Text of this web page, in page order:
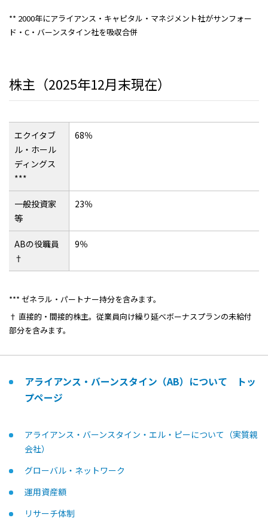
** 2000年にアライアンス・キャピタル・マネジメント社がサンフォー
ド・C・バーンスタイン社を吸収合併
株主（2025年12月末現在）
エクイタブ
ル・ホール
ディングス
***
68％
一般投資家
等
23％
ABの役職員
†
9％
*** ゼネラル・パートナー持分を含みます。
† 直接的・間接的株主。従業員向け繰り延べボーナスプランの未給付
部分を含みます。
アライアンス・バーンスタイン（AB）について トッ
プページ
アライアンス・バーンスタイン・エル・ピーについて（実質親
会社）
グローバル・ネットワーク
運用資産額
リサーチ体制